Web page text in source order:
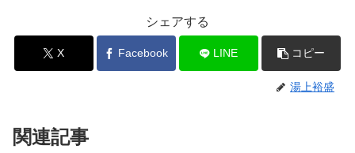
シェアする
X Facebook LINE コピー
湯上裕盛
関連記事